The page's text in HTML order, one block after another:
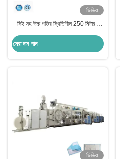
ভিডিও
সিই সহ উচ্চ গতির স্থিতিশীল 250 মিটার /
সেরা দাম পান
ভিডিও